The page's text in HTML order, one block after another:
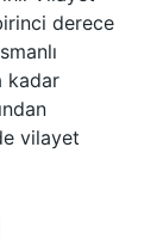
derece
kadar
vilayet